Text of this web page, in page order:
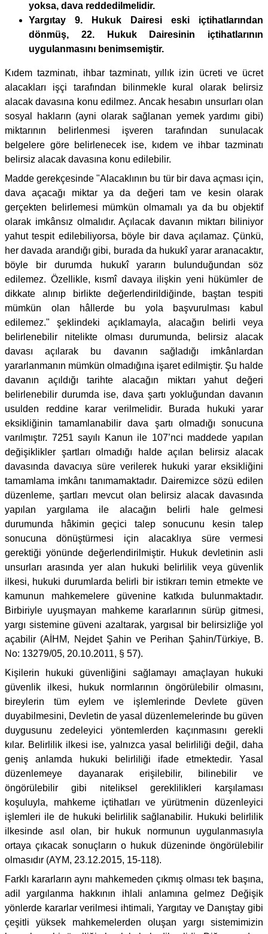
yoksa, dava reddedilmelidir.
Yargıtay 9. Hukuk Dairesi eski içtihatlarından
dönmüş, 22. Hukuk Dairesinin içtihatlarının
uygulanmasını benimsemiştir.
Kıdem tazminatı, ihbar tazminatı, yıllık izin ücreti ve ücret
alacakları işçi tarafından bilinmekle kural olarak belirsiz
alacak davasına konu edilmez. Ancak hesabın unsurları olan
sosyal hakların (ayni olarak sağlanan yemek yardımı gibi)
miktarının belirlenmesi işveren tarafından sunulacak
belgelere göre belirlenecek ise, kıdem ve ihbar tazminatı
belirsiz alacak davasına konu edilebilir.
Madde gerekçesinde "Alacaklının bu tür bir dava açması için,
dava açacağı miktar ya da değeri tam ve kesin olarak
gerçekten belirlemesi mümkün olmamalı ya da bu objektif
olarak imkânsız olmalıdır. Açılacak davanın miktarı biliniyor
yahut tespit edilebiliyorsa, böyle bir dava açılamaz. Çünkü,
her davada arandığı gibi, burada da hukukî yarar aranacaktır,
böyle bir durumda hukukî yararın bulunduğundan söz
edilemez. Özellikle, kısmî davaya ilişkin yeni hükümler de
dikkate alınıp birlikte değerlendirildiğinde, baştan tespiti
mümkün olan hâllerde bu yola başvurulması kabul
edilemez." şeklindeki açıklamayla, alacağın belirli veya
belirlenebilir nitelikte olması durumunda, belirsiz alacak
davası açılarak bu davanın sağladığı imkânlardan
yararlanmanın mümkün olmadığına işaret edilmiştir. Şu halde
davanın açıldığı tarihte alacağın miktarı yahut değeri
belirlenebilir durumda ise, dava şartı yokluğundan davanın
usulden reddine karar verilmelidir. Burada hukuki yarar
eksikliğinin tamamlanabilir dava şartı olmadığı sonucuna
varılmıştır. 7251 sayılı Kanun ile 107’nci maddede yapılan
değişiklikler şartları olmadığı halde açılan belirsiz alacak
davasında davacıya süre verilerek hukuki yarar eksikliğini
tamamlama imkânı tanımamaktadır. Dairemizce sözü edilen
düzenleme, şartları mevcut olan belirsiz alacak davasında
yapılan yargılama ile alacağın belirli hale gelmesi
durumunda hâkimin geçici talep sonucunu kesin talep
sonucuna dönüştürmesi için alacaklıya süre vermesi
gerektiği yönünde değerlendirilmiştir. Hukuk devletinin asli
unsurları arasında yer alan hukuki belirlilik veya güvenlik
ilkesi, hukuki durumlarda belirli bir istikrarı temin etmekte ve
kamunun mahkemelere güvenine katkıda bulunmaktadır.
Birbiriyle uyuşmayan mahkeme kararlarının sürüp gitmesi,
yargı sistemine güveni azaltarak, yargısal bir belirsizliğe yol
açabilir (AİHM, Nejdet Şahin ve Perihan Şahin/Türkiye, B.
No: 13279/05, 20.10.2011, § 57).
Kişilerin hukuki güvenliğini sağlamayı amaçlayan hukuki
güvenlik ilkesi, hukuk normlarının öngörülebilir olmasını,
bireylerin tüm eylem ve işlemlerinde Devlete güven
duyabilmesini, Devletin de yasal düzenlemelerinde bu güven
duygusunu zedeleyici yöntemlerden kaçınmasını gerekli
kılar. Belirlilik ilkesi ise, yalnızca yasal belirliliği değil, daha
geniş anlamda hukuki belirliliği ifade etmektedir. Yasal
düzenlemeye dayanarak erişilebilir, bilinebilir ve
öngörülebilir gibi niteliksel gereklilikleri karşılaması
koşuluyla, mahkeme içtihatları ve yürütmenin düzenleyici
işlemleri ile de hukuki belirlilik sağlanabilir. Hukuki belirlilik
ilkesinde asıl olan, bir hukuk normunun uygulanmasıyla
ortaya çıkacak sonuçların o hukuk düzeninde öngörülebilir
olmasıdır (AYM, 23.12.2015, 15-118).
Farklı kararların aynı mahkemeden çıkmış olması tek başına,
adil yargılanma hakkının ihlali anlamına gelmez Değişik
yönlerde kararlar verilmesi ihtimali, Yargıtay ve Danıştay gibi
çeşitli yüksek mahkemelerden oluşan yargı sistemimizin